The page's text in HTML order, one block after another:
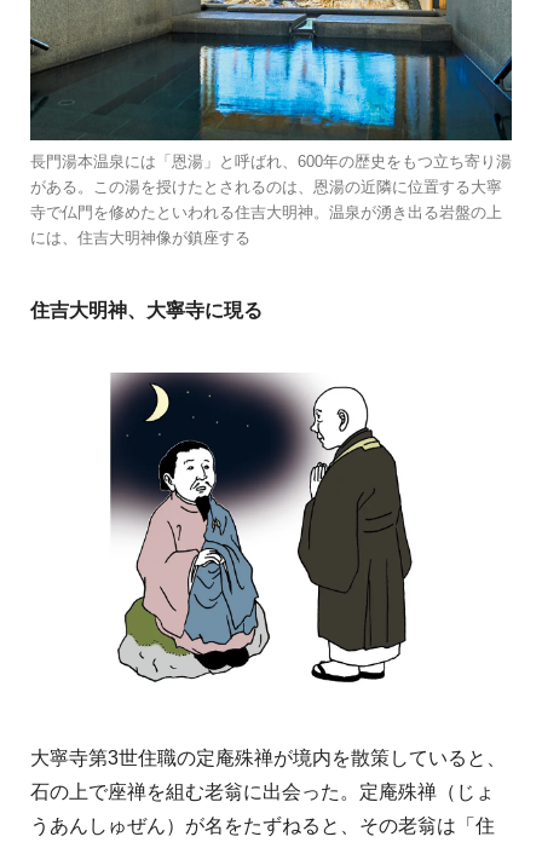
長門湯本温泉には「恩湯」と呼ばれ、600年の歴史をもつ立ち寄り湯
がある。この湯を授けたとされるのは、恩湯の近隣に位置する大寧
寺で仏門を修めたといわれる住吉大明神。温泉が湧き出る岩盤の上
には、住吉大明神像が鎮座する
住吉大明神、大寧寺に現る
大寧寺第3世住職の定庵殊禅が境内を散策していると、
石の上で座禅を組む老翁に出会った。定庵殊禅（じょ
うあんしゅぜん）が名をたずねると、その老翁は「住